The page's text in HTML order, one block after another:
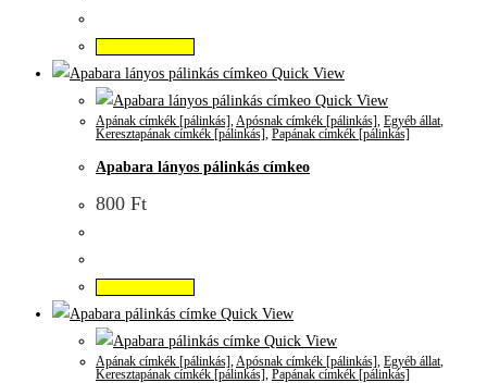
Quick View
Quick View
Apának címkék [pálinkás],Apósnak címkék [pálinkás], Egyéb állat,
Keresztapának címkék [pálinkás], Papának címkék [pálinkás]
Apabara lányos pálinkás címkeo
800 Ft
Quick View
Quick View
Apának címkék [pálinkás] Apósnak címkék [pálinkás] Egyéb állat
Keresztapának címkék [pálinkás] Papának címkék [pálinkás]